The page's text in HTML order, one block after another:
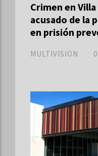
Crimen en
acusado de la
en prisión
MULTIVISION